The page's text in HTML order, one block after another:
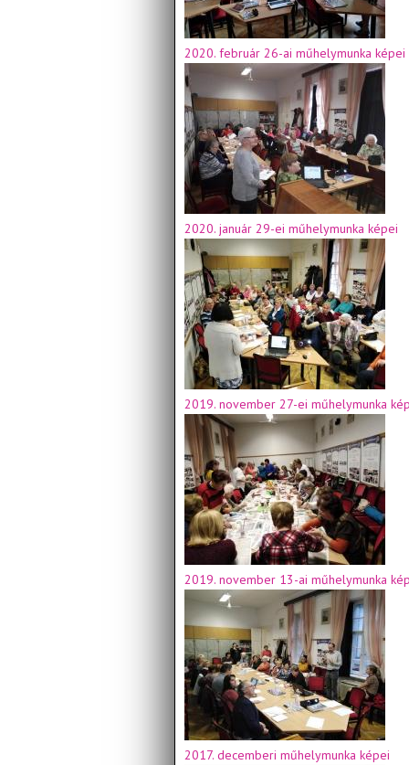
2020. február 26-ai műhelymunka képei
2020. január 29-ei műhelymunka képei
2019. november 27-ei műhelymunka
2019. november 13-ai műhelymunka
2017. decemberi műhelymunka képei